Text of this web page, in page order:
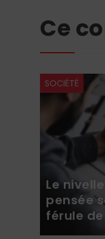
Ce
SOCIÉTÉ
Le
pensée
férule de